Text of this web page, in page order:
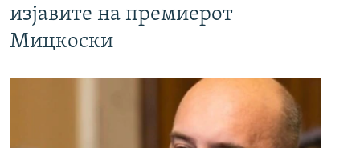
изјавите на премиерот
Мицкоски